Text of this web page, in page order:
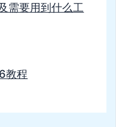
需要用到什么工
教程